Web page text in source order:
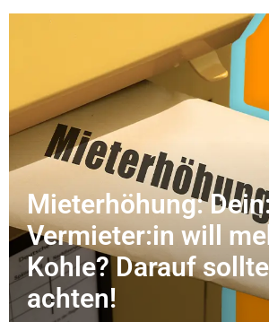
Mieterhöhung:
Vermieter:in will
Kohle? Darauf
achten!